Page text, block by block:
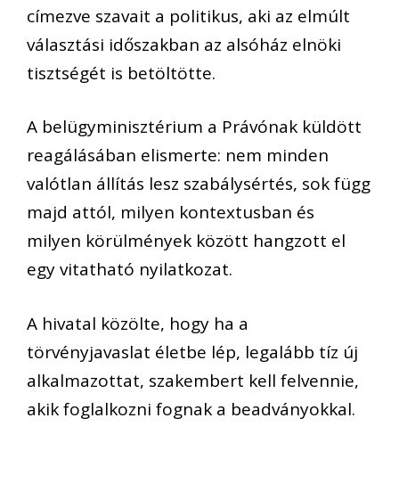
címezve szavait a politikus, aki az elmúlt
választási időszakban az alsóház elnöki
tisztségét is betöltötte.
A belügyminisztérium a Právónak küldött
reagálásában elismerte: nem minden
valótlan állítás lesz szabálysértés, sok függ
majd attól, milyen kontextusban és
milyen körülmények között hangzott el
egy vitatható nyilatkozat.
A hivatal közölte, hogy ha a
törvényjavaslat életbe lép, legalább tíz új
alkalmazottat, szakembert kell felvennie,
akik foglalkozni fognak a beadványokkal.